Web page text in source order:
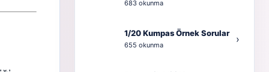
683 okunma
1/20 Kumpas Örnek Sorular
655 okunma ›